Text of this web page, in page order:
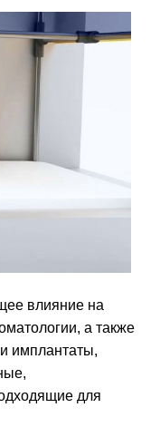
влияние на
а также
имплантаты,
для